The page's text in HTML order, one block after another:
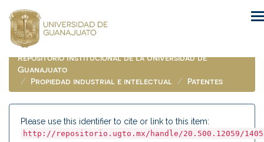
navigation
Repositorio Institucional de la Universidad de
Guanajuato
Propiedad industrial e intelectual
Patentes
Please use this identifier to cite or link to this item:
http://repositorio.ugto.mx/handle/20.500.12059/1405